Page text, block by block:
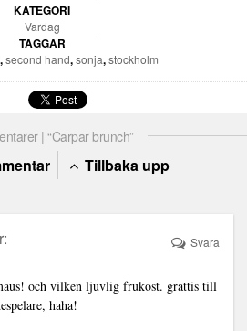
KATEGORI
Vardag
TAGGAR
,second hand,sonja,stockholm
| “Carpar brunch”
Tillbaka upp
och vilken ljuvlig frukost. grattis till
haha!
Svara